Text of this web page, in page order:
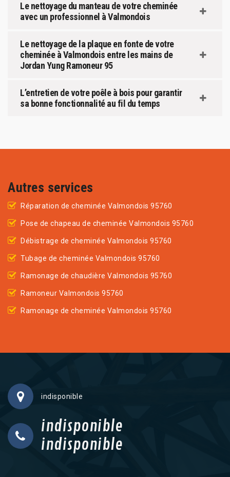
Le nettoyage du manteau de votre cheminée
avec un professionnel à Valmondois
Le nettoyage de la plaque en fonte de votre
cheminée à Valmondois entre les mains de
Jordan Yung Ramoneur 95
L’entretien de votre poêle à bois pour garantir
sa bonne fonctionnalité au fil du temps
Autres services
Réparation de cheminée Valmondois 95760
Pose de chapeau de cheminée Valmondois 95760
Débistrage de cheminée Valmondois 95760
Tubage de cheminée Valmondois 95760
Ramonage de chaudière Valmondois 95760
Ramoneur Valmondois 95760
Ramonage de cheminée Valmondois 95760
indisponible
indisponible
indisponible